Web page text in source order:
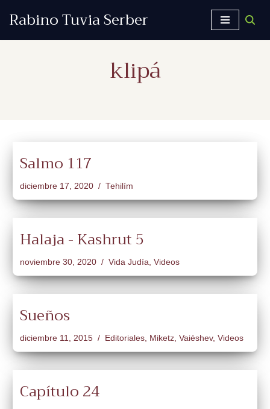
Rabino Tuvia Serber
klipá
Salmo 117
diciembre 17, 2020 Tehilím
Halaja - Kashrut 5
noviembre 30, 2020 Vida Judía, Videos
Sueños
diciembre 11, 2015 Editoriales, Miketz, Vaiéshev, Videos
Capítulo 24